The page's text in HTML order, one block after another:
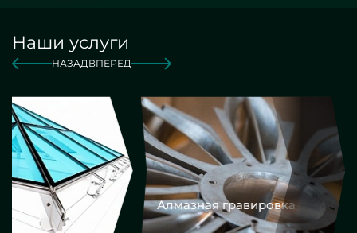
Наши услуги
НАЗАДВПЕРЕД
Алмазная гравировка